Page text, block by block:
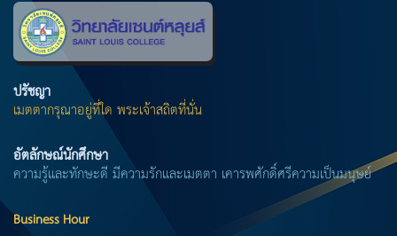
ปรัชญา
เมตตากรุณาอยู่ที่ใด พระเจ้าสถิตที่นั่น
อัตลักษณ์นักศึกษา
ความรู้และทักษะดี มีความรักและเมตตา เคารพศักดิ์ศรีความเป็นมนุษย์
Business Hour